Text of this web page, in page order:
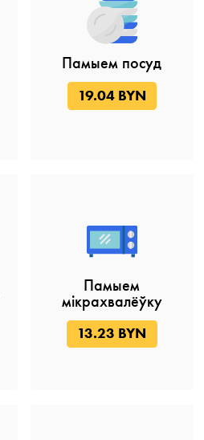
Памыем посуд
19.04 BYN
Памыем
мікрахвалёўку
13.23 BYN